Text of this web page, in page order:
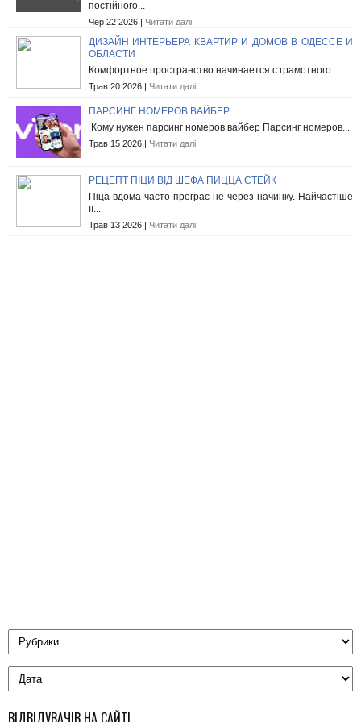
постійного...
Чер 22 2026 | Читати далі
ДИЗАЙН ИНТЕРЬЕРА КВАРТИР И ДОМОВ В ОДЕССЕ И
ОБЛАСТИ
Комфортное пространство начинается с грамотного...
Трав 20 2026 | Читати далі
ПАРСИНГ НОМЕРОВ ВАЙБЕР
Кому нужен парсинг номеров вайбер Парсинг номеров...
Трав 15 2026 | Читати далі
РЕЦЕПТ ПІЦИ ВІД ШЕФА ПИЦЦА СТЕЙК
Піца вдома часто програє не через начинку. Найчастіше
її...
Трав 13 2026 | Читати далі
ВІДВІДУВАЧІВ НА САЙТІ